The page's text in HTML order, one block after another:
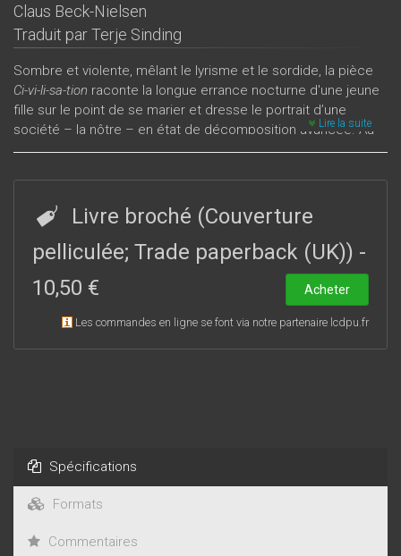
Claus Beck-Nielsen
Traduit parTerje Sinding
Sombre et violente, mêlant le lyrisme et le sordide, la pièce
Ci-vi-li-sa-tion raconte la longue errance nocturne d'une jeune
fille sur le point de se marier et dresse le portrait d’une
société – la nôtre – en état de décomposition avancée. Au
cours de ses pérégrinations, la jeune ﬁlle va découvrir un
et aux visages grimés. Hooligans, chiens de garde du monde
dit « civilisé » ou mutants annonçant une barbarie à venir ? Ils
sont sans doute tout cela à la fois. Claus Beck-Nielsen est né
en 1963 au Danemark. D’abord guitariste dans un groupe de
rock, il se consacre aujourd’hui à l’écriture et s’affirme au
Danemark comme un dramaturge de premier plan.
Lire la suite
Livre broché (Couverture
pelliculée; Trade paperback (UK)) -
10,50 €
Acheter
Les commandes en ligne se font via notre partenaire lcdpu.fr
Spécifications
Formats
Commentaires